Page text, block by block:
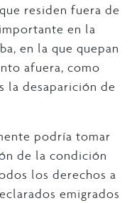
residen fuera de
en la
en la que quepan
afuera, como
la desaparición de
podría tomar
de la condición
los derechos a
emigrados